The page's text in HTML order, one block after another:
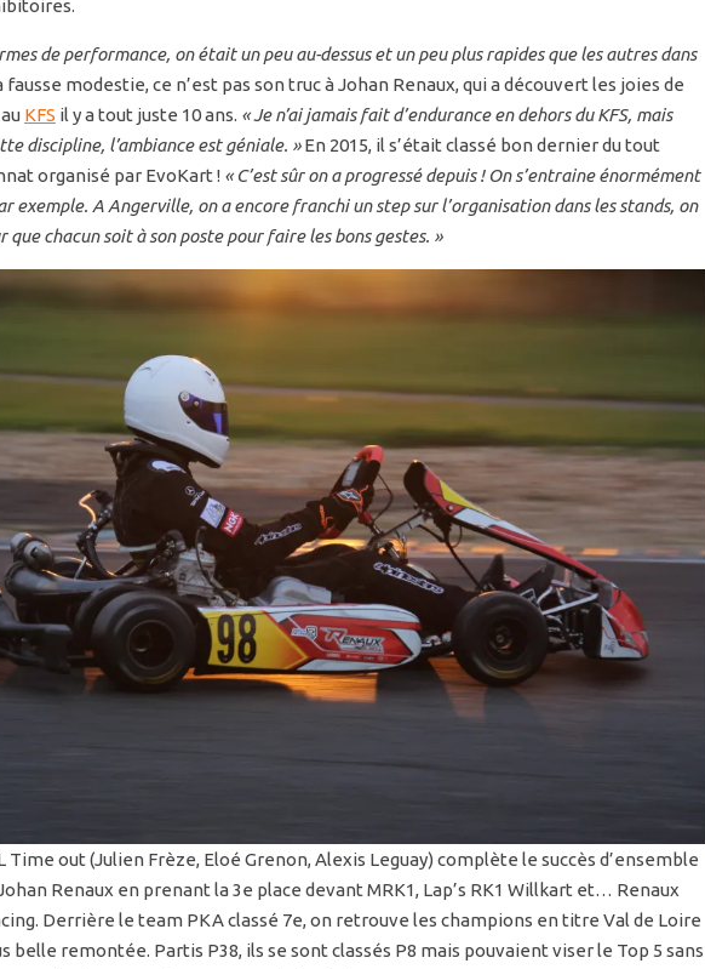
de performance, on était un peu au-dessus et un peu plus rapides que les autres dans
fausse modestie, ce n’est pas son truc à Johan Renaux, qui a découvert les joies de
KFS il y a tout juste 10 ans. « Je n’ai jamais fait d’endurance en dehors du KFS, mais
discipline, l’ambiance est géniale. »En 2015, il s’était classé bon dernier du tout
organisé par EvoKart ! « C’est sûr on a progressé depuis ! On s’entraine énormément
exemple. A Angerville, on a encore franchi un step sur l’organisation dans les stands, on
que chacun soit à son poste pour faire les bons gestes. »
Time out (Julien Frèze, Eloé Grenon, Alexis Leguay) complète le succès d’ensemble
Renaux en prenant la 3e place devant MRK1, Lap’s RK1 Willkart et… Renaux
Derrière le team PKA classé 7e, on retrouve les champions en titre Val de Loire
belle remontée. Partis P38, ils se sont classés P8 mais pouvaient viser le Top 5 sans